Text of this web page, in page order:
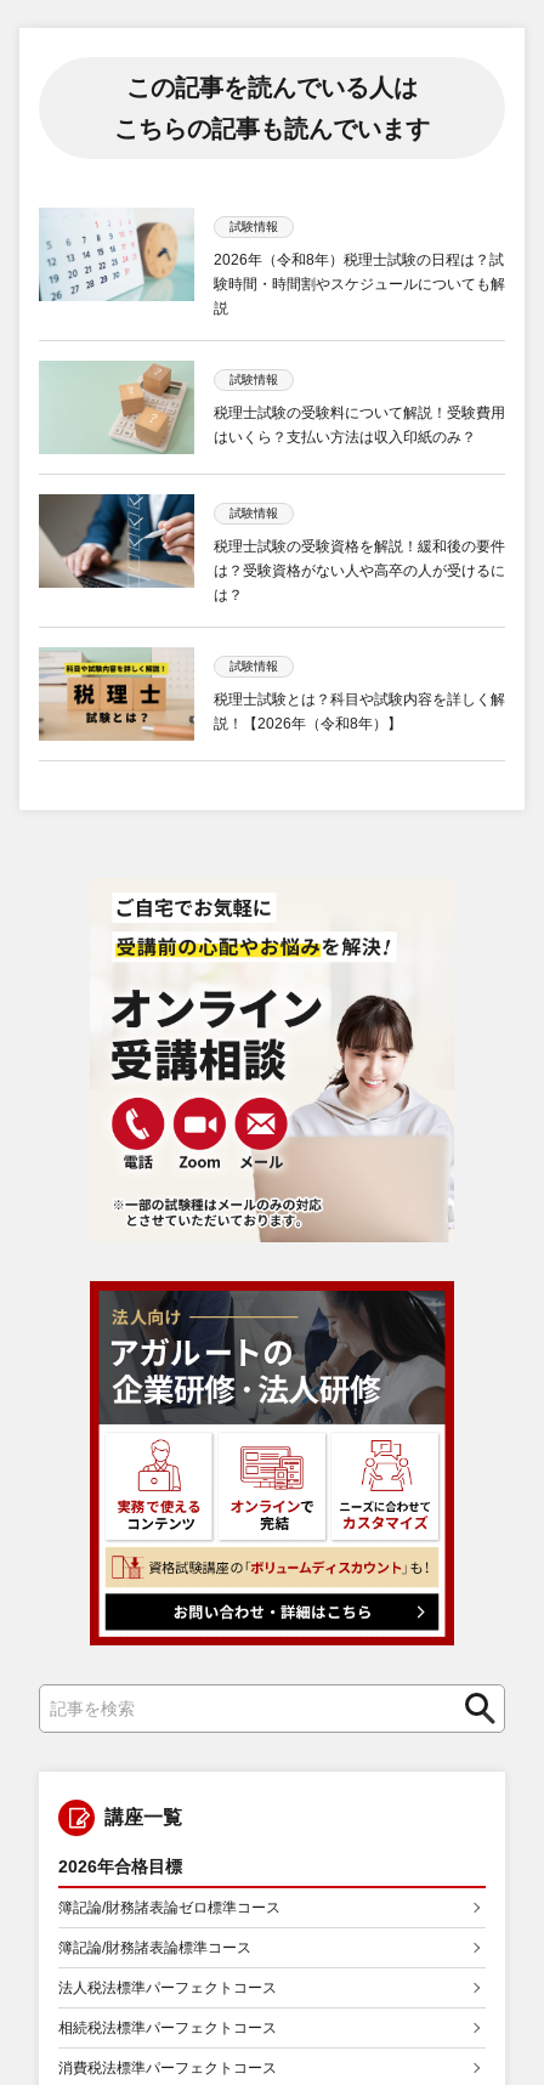
この記事を読んでいる人は
こちらの記事も読んでいます
試験情報
2026年（令和8年）税理士試験の日程は？試
験時間・時間割やスケジュールについても解
説
試験情報
税理士試験の受験料について解説！受験費用
はいくら？支払い方法は収入印紙のみ？
試験情報
税理士試験の受験資格を解説！緩和後の要件
は？受験資格がない人や高卒の人が受けるに
は？
試験情報
税理士試験とは？科目や試験内容を詳しく解
説！【2026年（令和8年）】
索
講座一覧
2026年合格目標
簿記論/財務諸表論ゼロ標準コース
簿記論/財務諸表論標準コース
法人税法標準パーフェクトコース
相続税法標準パーフェクトコース
消費税法標準パーフェクトコース